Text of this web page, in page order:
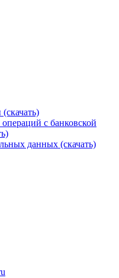
с банковской
данных (скачать)